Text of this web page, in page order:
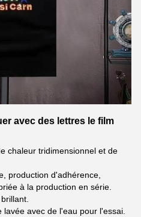
avec des lettres le film
chaleur tridimensionnel et de
production d'adhérence,
à la production en série.
avec de l'eau pour l'essai.